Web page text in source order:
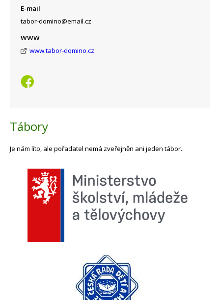
E-mail
tabor-domino@email.cz
WWW
www.tabor-domino.cz
Tábory
Je nám líto, ale pořadatel nemá zveřejněn ani jeden tábor.